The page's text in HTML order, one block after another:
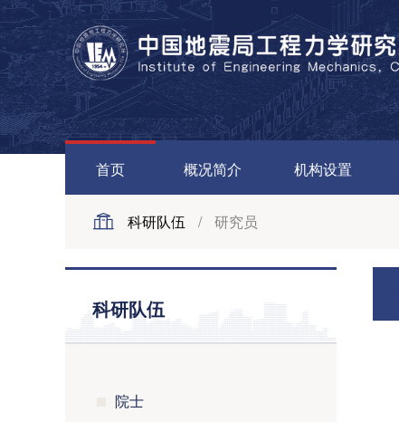
首页 概况简介 机构设置
科研队伍 / 研究员
科研队伍
院士